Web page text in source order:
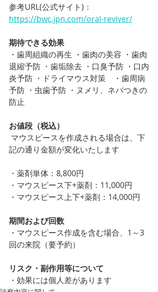
参考URL(公式サイト)：
https://bwc.jpn.com/oral-reviver/
期待できる効果
・歯周組織の再生 ・歯肉の美容 ・歯肉
退縮予防 ・歯垢除去 ・口臭予防 ・口内
炎予防 ・ドライマウス対策　・歯周病
予防 ・虫歯予防 ・ヌメリ、ネバつきの
防止
お値段（税込）
記の通り金額が変化いたします
・薬剤単体：8,800円
・マウスピース下+薬剤：11,000円
・マウスピース上下+薬剤：14,000円
期間および回数
・マウスピース作成を含む場合、1～3
回の来院（要予約）
リスク・副作用等について
・効果には個人差があります